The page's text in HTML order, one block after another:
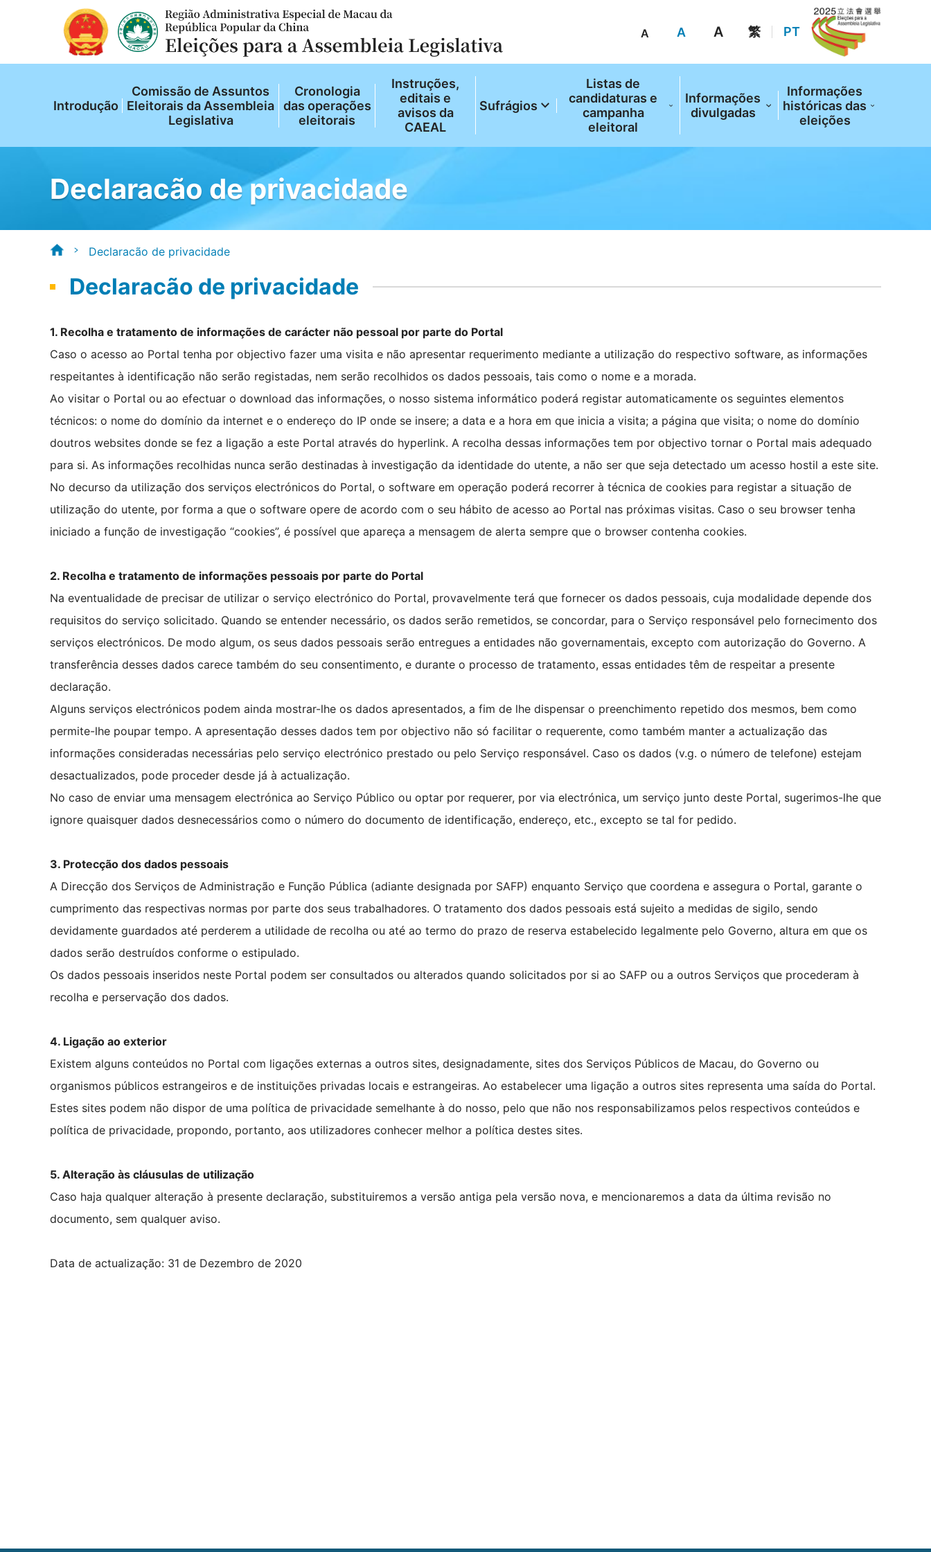
A A A 繁 PT
Introdução
Comissão de Assuntos
Eleitorais da Assembleia
Legislativa
Cronologia
das operações
eleitorais
Instruções,
editais e
avisos da
CAEAL
Sufrágios
Listas de
candidaturas e
campanha
eleitoral
Informações
divulgadas
Informações
históricas das
eleições
Declaracão de privacidade
Declaracão de privacidade
Declaracão de privacidade
1. Recolha e tratamento de informações de carácter não pessoal por parte do Portal
Caso o acesso ao Portal tenha por objectivo fazer uma visita e não apresentar requerimento mediante a utilização do respectivo software, as informações
respeitantes à identificação não serão registadas, nem serão recolhidos os dados pessoais, tais como o nome e a morada.
Ao visitar o Portal ou ao efectuar o download das informações, o nosso sistema informático poderá registar automaticamente os seguintes elementos
técnicos: o nome do domínio da internet e o endereço do IP onde se insere; a data e a hora em que inicia a visita; a página que visita; o nome do domínio
doutros websites donde se fez a ligação a este Portal através do hyperlink. A recolha dessas informações tem por objectivo tornar o Portal mais adequado
para si. As informações recolhidas nunca serão destinadas à investigação da identidade do utente, a não ser que seja detectado um acesso hostil a este site.
No decurso da utilização dos serviços electrónicos do Portal, o software em operação poderá recorrer à técnica de cookies para registar a situação de
utilização do utente, por forma a que o software opere de acordo com o seu hábito de acesso ao Portal nas próximas visitas. Caso o seu browser tenha
iniciado a função de investigação “cookies”, é possível que apareça a mensagem de alerta sempre que o browser contenha cookies.
2. Recolha e tratamento de informações pessoais por parte do Portal
Na eventualidade de precisar de utilizar o serviço electrónico do Portal, provavelmente terá que fornecer os dados pessoais, cuja modalidade depende dos
requisitos do serviço solicitado. Quando se entender necessário, os dados serão remetidos, se concordar, para o Serviço responsável pelo fornecimento dos
serviços electrónicos. De modo algum, os seus dados pessoais serão entregues a entidades não governamentais, excepto com autorização do Governo. A
transferência desses dados carece também do seu consentimento, e durante o processo de tratamento, essas entidades têm de respeitar a presente
declaração.
Alguns serviços electrónicos podem ainda mostrar-lhe os dados apresentados, a fim de lhe dispensar o preenchimento repetido dos mesmos, bem como
permite-lhe poupar tempo. A apresentação desses dados tem por objectivo não só facilitar o requerente, como também manter a actualização das
informações consideradas necessárias pelo serviço electrónico prestado ou pelo Serviço responsável. Caso os dados (v.g. o número de telefone) estejam
desactualizados, pode proceder desde já à actualização.
No caso de enviar uma mensagem electrónica ao Serviço Público ou optar por requerer, por via electrónica, um serviço junto deste Portal, sugerimos-lhe que
ignore quaisquer dados desnecessários como o número do documento de identificação, endereço, etc., excepto se tal for pedido.
3. Protecção dos dados pessoais
A Direcção dos Serviços de Administração e Função Pública (adiante designada por SAFP) enquanto Serviço que coordena e assegura o Portal, garante o
cumprimento das respectivas normas por parte dos seus trabalhadores. O tratamento dos dados pessoais está sujeito a medidas de sigilo, sendo
devidamente guardados até perderem a utilidade de recolha ou até ao termo do prazo de reserva estabelecido legalmente pelo Governo, altura em que os
dados serão destruídos conforme o estipulado.
Os dados pessoais inseridos neste Portal podem ser consultados ou alterados quando solicitados por si ao SAFP ou a outros Serviços que procederam à
recolha e perservação dos dados.
4. Ligação ao exterior
Existem alguns conteúdos no Portal com ligações externas a outros sites, designadamente, sites dos Serviços Públicos de Macau, do Governo ou
organismos públicos estrangeiros e de instituições privadas locais e estrangeiras. Ao estabelecer uma ligação a outros sites representa uma saída do Portal.
Estes sites podem não dispor de uma política de privacidade semelhante à do nosso, pelo que não nos responsabilizamos pelos respectivos conteúdos e
política de privacidade, propondo, portanto, aos utilizadores conhecer melhor a política destes sites.
5. Alteração às cláusulas de utilização
Caso haja qualquer alteração à presente declaração, substituiremos a versão antiga pela versão nova, e mencionaremos a data da última revisão no
documento, sem qualquer aviso.
Data de actualização: 31 de Dezembro de 2020